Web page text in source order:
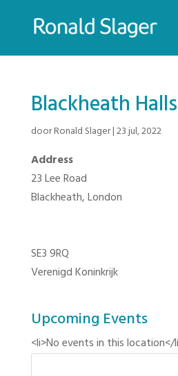
Blackheath Halls
doorRonald Slager|23 jul, 2022
Address
23 Lee Road
Blackheath, London
SE3 9RQ
Verenigd Koninkrijk
Upcoming Events
<li>No events in this location</